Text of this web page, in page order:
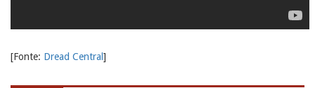
[Fonte: Dread Central ]